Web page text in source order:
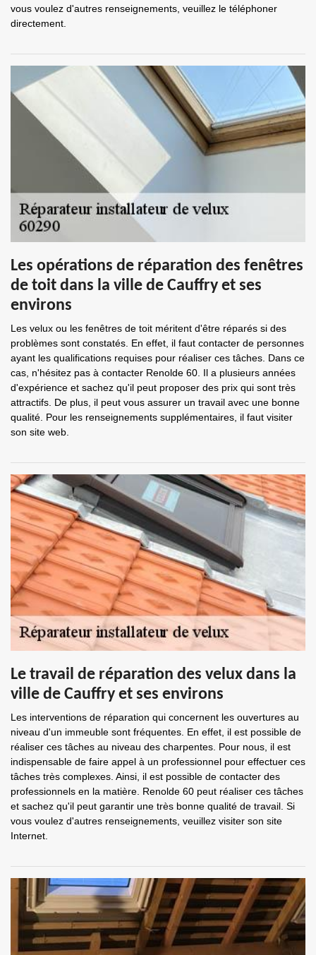
vous voulez d'autres renseignements, veuillez le téléphoner
directement.
Les opérations de réparation des fenêtres
de toit dans la ville de Cauffry et ses
environs
Les velux ou les fenêtres de toit méritent d'être réparés si des
problèmes sont constatés. En effet, il faut contacter de personnes
ayant les qualifications requises pour réaliser ces tâches. Dans ce
cas, n'hésitez pas à contacter Renolde 60. Il a plusieurs années
d'expérience et sachez qu'il peut proposer des prix qui sont très
attractifs. De plus, il peut vous assurer un travail avec une bonne
qualité. Pour les renseignements supplémentaires, il faut visiter
son site web.
Le travail de réparation des velux dans la
ville de Cauffry et ses environs
Les interventions de réparation qui concernent les ouvertures au
niveau d'un immeuble sont fréquentes. En effet, il est possible de
réaliser ces tâches au niveau des charpentes. Pour nous, il est
indispensable de faire appel à un professionnel pour effectuer ces
tâches très complexes. Ainsi, il est possible de contacter des
professionnels en la matière. Renolde 60 peut réaliser ces tâches
et sachez qu'il peut garantir une très bonne qualité de travail. Si
vous voulez d'autres renseignements, veuillez visiter son site
Internet.